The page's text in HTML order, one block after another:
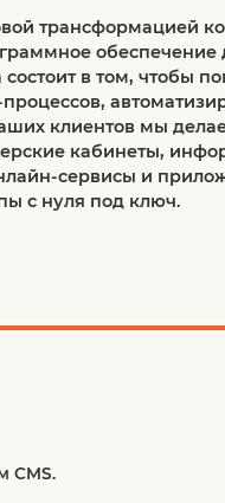
трансформацией
обеспечение
в том, чтобы
клиентов мы
кабинеты,
сервисы и
с нуля под ключ.
CMS.